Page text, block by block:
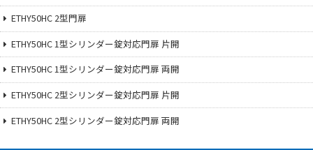
ETHY50HC 2型門扉
ETHY50HC 1型シリンダー錠対応門扉 片開
ETHY50HC 1型シリンダー錠対応門扉 両開
ETHY50HC 2型シリンダー錠対応門扉 片開
ETHY50HC 2型シリンダー錠対応門扉 両開